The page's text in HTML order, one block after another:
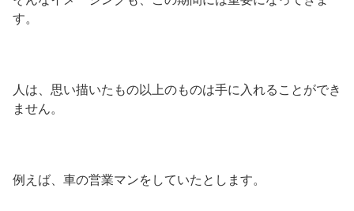
す。
人は、思い描いたもの以上のものは手に入れることができ
ません。
例えば、車の営業マンをしていたとします。